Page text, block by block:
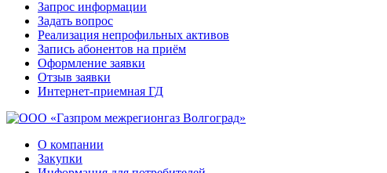
Запрос информации
Задать вопрос
Реализация непрофильных активов
Запись абонентов на приём
Оформление заявки
Отзыв заявки
Интернет-приемная ГД
О компании
Закупки